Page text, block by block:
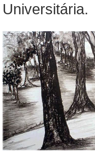
Universitária.